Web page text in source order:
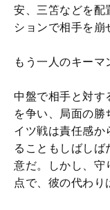
安、三笘などを配
ションで相手を崩
もう一人のキーマ
中盤で相手と対す
を争い、局面の勝
イツ戦は責任感か
ることもしばしば
意だ。しかし、守
点で、彼の代わり